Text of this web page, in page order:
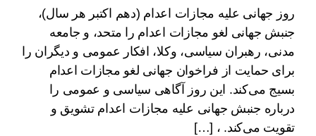
روز جهانی علیه مجازات اعدام (دهم اکتبر هر سال)،
جنبش جهانی لغو مجازات اعدام را متحد، و جامعه
مدنی، رهبران سیاسی، وکلا، افکار عمومی و دیگران را
برای حمایت از فراخوان جهانی لغو مجازات اعدام
بسیج می‌کند. این روز آگاهی سیاسی و عمومی را
درباره جنبش جهانی علیه مجازات اعدام تشویق و
تقویت می‌کند. ، […]